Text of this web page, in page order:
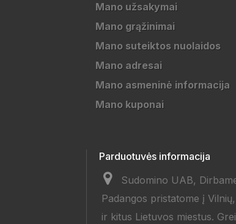
Mano užsakymai
Mano grąžinimai
Mano suteiktos nuolaidos
Mano adresai
Mano asmeninė informacija
Mano kuponai
Parduotuvės informacija
Sudomino UAB,
Padangos pristatome į
ir kitus Lietuvos miestus.